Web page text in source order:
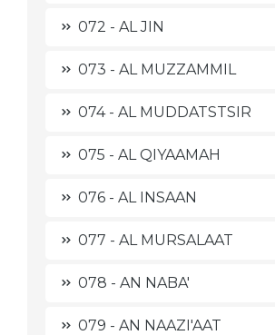
072 - AL JIN
073 - AL MUZZAMMIL
074 - AL MUDDATSTSIR
075 - AL QIYAAMAH
076 - AL INSAAN
077 - AL MURSALAAT
078 - AN NABA'
079 - AN NAAZI'AAT